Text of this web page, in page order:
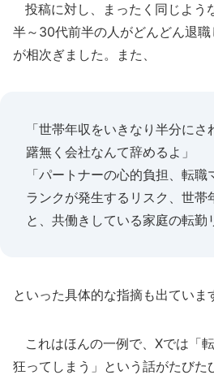
投稿に対し、まったく同じよう
半～30代前半の人がどんどん退
が相次ぎました。また、
「世帯年収をいきなり半分に
躇無く会社なんて辞めるよ」
「パートナーの心的負担、転
ランクが発生するリスク、世帯
と、共働きしている家庭の転勤
といった具体的な指摘も出ていま
これはほんの一例で、Xでは「
狂ってしまう」という話がたびた